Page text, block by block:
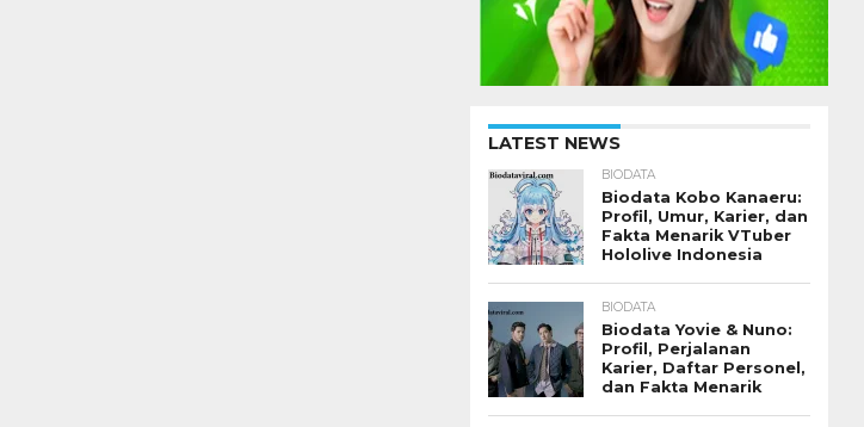
LATEST NEWS
BIODATA
Biodata Kobo Kanaeru:
Profil, Umur, Karier, dan
Fakta Menarik VTuber
Hololive Indonesia
BIODATA
Biodata Yovie & Nuno:
Profil, Perjalanan
Karier, Daftar Personel,
dan Fakta Menarik